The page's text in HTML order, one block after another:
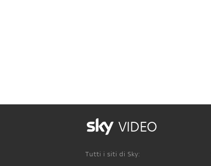
VIDEO
Tutti i siti di Sky: